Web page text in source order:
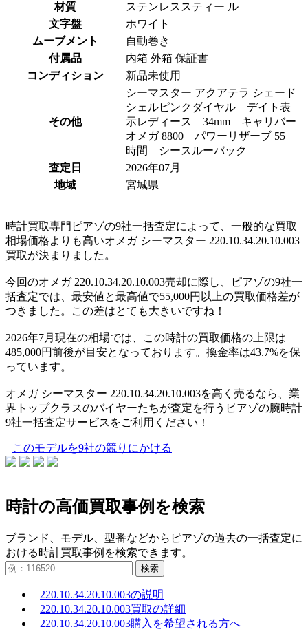
材質
ステンレススティー ル
文字盤
ホワイト
ムーブメント
自動巻き
付属品
内箱 外箱 保証書
コンディション
新品未使用
その他
シーマスター アクアテラ シェード
シェルピンクダイヤル デイト表
示レディース 34mm キャリバ ー
オメガ 880 0 パワーリザー ブ 55
時 間 シースルーバック
査定日
2026年07月
地域
宮城県
時計買取専門ピアゾの9社一括査定によって、一般的な買取
相場価格よりも高いオメガ シーマスター 220.10.34.20.10.003
買取が決まりました。
今回のオメガ 220.10.34.20.10.003売却に際し、ピアゾの9社一
括査定では、最安値と最高値で55,000円以上の買取価格差が
つきました。この差はとても大きいですね！
2026年7月現在の相場では、この時計の買取価格の上限は
485,000円前後が目安となっております。換金率は43.7%を保
っています。
オメガ シーマスター 220.10.34.20.10.003を高く売るなら、業
界トップクラスのバイヤーたちが査定を行うピアゾの腕時計
9社一括査定サービスをご利用ください！
このモデルを9社の競りにかける
時計の高価買取事例を検索
ブランド、モデル、型番などからピアゾの過去の一括査定に
おける時計買取事例を検索できます。
検索
220.10.34.20.10.003の説明
220.10.34.20.10.003買取の詳細
220.10.34.20.10.003購入を希望される方へ